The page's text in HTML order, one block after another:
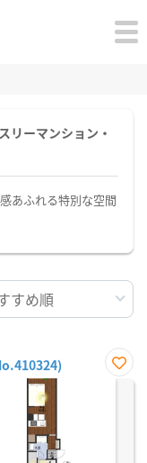
リーマンション・
あふれる特別な空間
お気